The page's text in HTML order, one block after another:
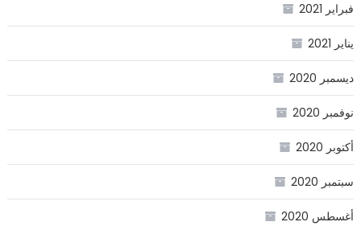
فبراير 2021
يناير 2021
ديسمبر 2020
نوفمبر 2020
أكتوبر 2020
سبتمبر 2020
أغسطس 2020